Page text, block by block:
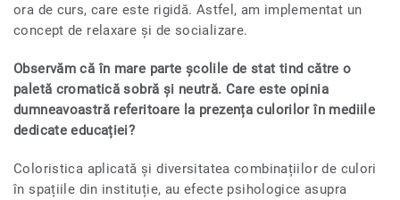
ora de curs, care este rigidă. Astfel, am implementat un
concept de relaxare și de socializare.
Observăm că în mare parte școlile de stat tind către o
paletă cromatică sobră și neutră. Care este opinia
dumneavoastră referitoare la prezența culorilor în mediile
dedicate educației?
Coloristica aplicată și diversitatea combinațiilor de culori
în spațiile din instituție, au efecte psihologice asupra